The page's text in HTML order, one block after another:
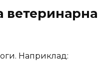
Наприклад: